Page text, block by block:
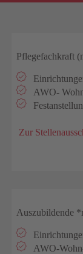
Pflegefachkraft
AWO-
Zur
Auszubildende
AWO-